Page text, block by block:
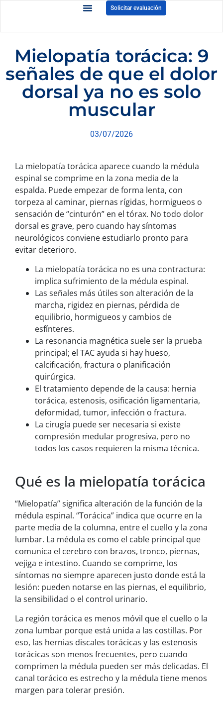
Solicitar evaluación
Mielopatía torácica: 9
señales de que el dolor
dorsal ya no es solo
muscular
03/07/2026
La mielopatía torácica aparece cuando la médula
espinal se comprime en la zona media de la
espalda. Puede empezar de forma lenta, con
torpeza al caminar, piernas rígidas, hormigueos o
sensación de “cinturón” en el tórax. No todo dolor
dorsal es grave, pero cuando hay síntomas
neurológicos conviene estudiarlo pronto para
evitar deterioro.
La mielopatía torácica no es una contractura:
implica sufrimiento de la médula espinal.
Las señales más útiles son alteración de la
marcha, rigidez en piernas, pérdida de
equilibrio, hormigueos y cambios de
esfínteres.
La resonancia magnética suele ser la prueba
principal; el TAC ayuda si hay hueso,
calcificación, fractura o planificación
quirúrgica.
El tratamiento depende de la causa: hernia
torácica, estenosis, osificación ligamentaria,
deformidad, tumor, infección o fractura.
La cirugía puede ser necesaria si existe
compresión medular progresiva, pero no
todos los casos requieren la misma técnica.
Qué es la mielopatía torácica
“Mielopatía” significa alteración de la función de la
médula espinal. “Torácica” indica que ocurre en la
parte media de la columna, entre el cuello y la zona
lumbar. La médula es como el cable principal que
comunica el cerebro con brazos, tronco, piernas,
vejiga e intestino. Cuando se comprime, los
síntomas no siempre aparecen justo donde está la
lesión: pueden notarse en las piernas, el equilibrio,
la sensibilidad o el control urinario.
La región torácica es menos móvil que el cuello o la
zona lumbar porque está unida a las costillas. Por
eso, las hernias discales torácicas y las estenosis
torácicas son menos frecuentes, pero cuando
comprimen la médula pueden ser más delicadas. El
canal torácico es estrecho y la médula tiene menos
margen para tolerar presión.